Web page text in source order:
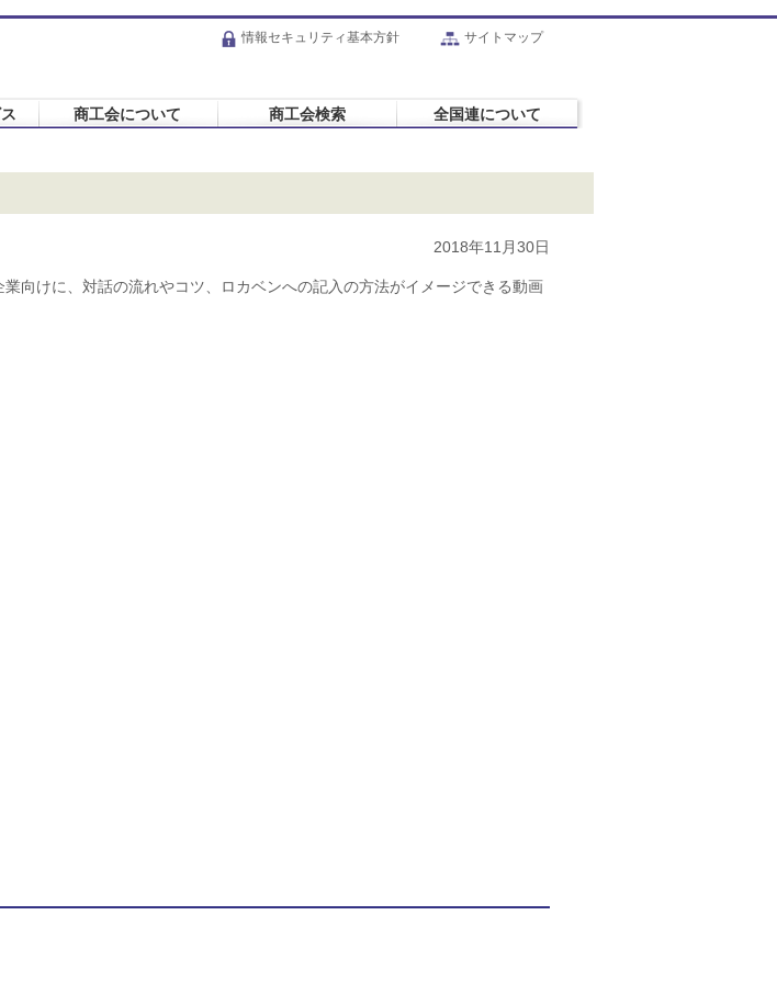
情報セキュリティ基本方針 サイトマップ
商工会について 商工会検索
全国連について
2018年11月30日
向けに、対話の流れやコツ、ロカベンへの記入の方法がイメージできる動画